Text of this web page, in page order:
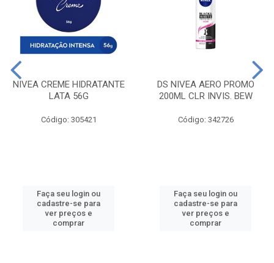
NIVEA CREME HIDRATANTE
LATA 56G
Código: 305421
Faça seu login ou
cadastre-se para
ver preços e
comprar
DS NIVEA AERO PROMO
200ML CLR INVIS. BEW
Código: 342726
Faça seu login ou
cadastre-se para
ver preços e
comprar